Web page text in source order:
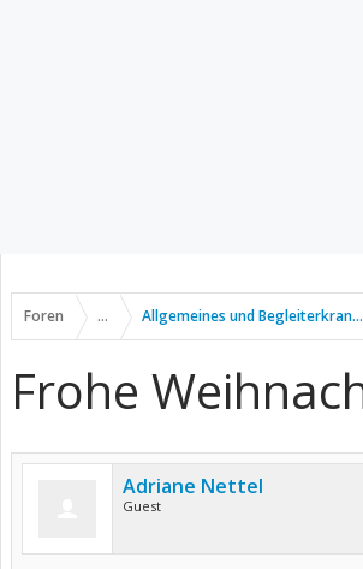
Foren ... Allgemeines und
Frohe
Adriane Nettel
Guest